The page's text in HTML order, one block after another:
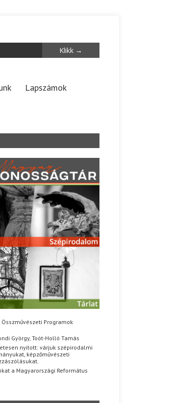
Lapszámok
Összművészeti Programok
György, Toót-Holló Tamás
nyitott: várjuk szépirodalmi
képzőművészeti
a Magyarországi Református